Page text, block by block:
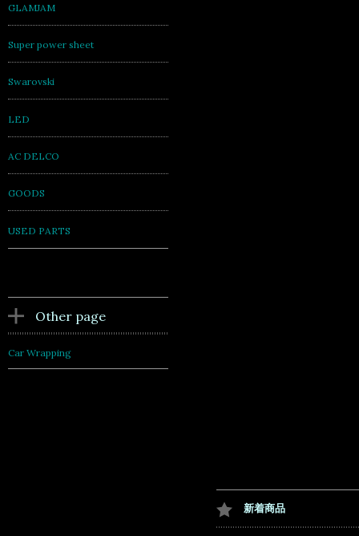
新着商品
GLAMJAM
Super power sheet
Swarovski
LED
AC DELCO
GOODS
USED PARTS
Other page
Car Wrapping